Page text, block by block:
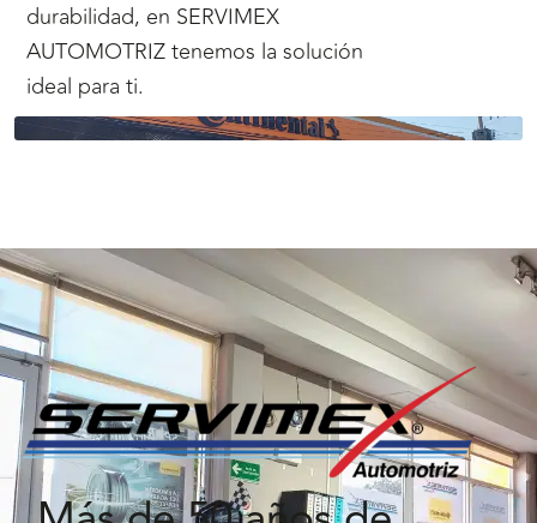
durabilidad, en SERVIMEX
AUTOMOTRIZ tenemos la solución
ideal para ti.